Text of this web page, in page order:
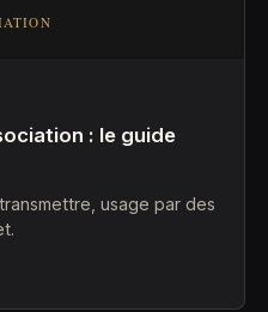
: le guide
usage par des